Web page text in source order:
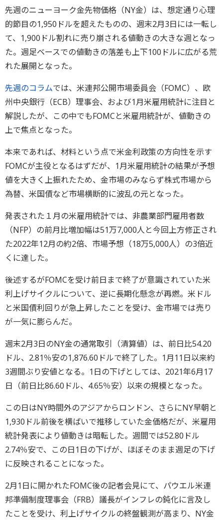
先週のニューヨーク金先物価格（NY金）は、想定通り心理
的節目の1,950ドルを超えたものの、週末2月3日には一転し
て、1,900ドル割れに売り崩される値動きの大きな週となっ
た。週足ベースでの値動きの落差も上下100ドルに広がる荒
れた展開となった。
先週のコラムでは、米連邦公開市場委員会（FOMC）、欧
州中央銀行（ECB）理事会、および1月米雇用統計に注目と
解説したが、この中でもFOMCと米雇用統計が、値動きの
上で焦点となった。
本来であれば、材料という点で米金利政策の方向性を示す
FOMCが主役となるはずだが、1月米雇用統計の結果が予想
値を大きく上振れたため、金市場のみならず株式市場から
為替、米国債など市場横断的に波乱の元となった。
発表された１月の米雇用統計では、非農業部門雇用者数
（NFP）の前月比増加幅は51万7,000人と今回上方修正され
た2022年12月の約2倍、市場予想（18万5,000人）の3倍近
くに達した。
後述するがFOMCを受け前日まで終了が意識されていた米
利上げサイクルについて、逆に長期化懸念が再燃。米ドル
と米国債利回りが急上昇したことを受け、金市場では売り
が一気に膨らんだ。
週末2月3日のNY金の通常取引（清算値）は、前日比54.20
ドル、2.81％安の1,876.60ドルで終了した。1月11日以来約
3週間ぶり安値となる。1日の下げとしては、2021年6月17
日（前日比86.60ドル、4.65％安）以来の規模となった。
この日はNY時間外のアジアからロンドン、さらにNY早朝と
1,930ドル前後を横ばいで推移していた金価格だが、米雇用
統計発表により値動きは暗転した。週間では52.80ドル
2.74％安で、この日1日の下げが、ほぼそのまま週足の下げ
に反映されることになった。
2月1日に開かれたFOMC後の記者会見にて、パウエル米連
邦準備制度理事会（FRB）議長がインフレの鈍化に言及し
たことを受け、利上げサイクルの終盤観測が高まり、NY金